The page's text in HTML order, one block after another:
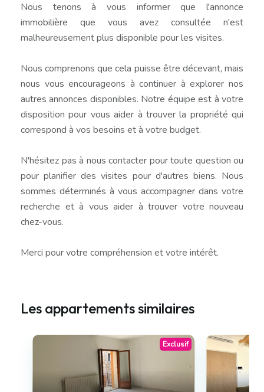
Nous tenons à vous informer que l'annonce
immobilière que vous avez consultée n'est
malheureusement plus disponible pour les visites.
Nous comprenons que cela puisse être décevant, mais
nous vous encourageons à continuer à explorer nos
autres annonces disponibles. Notre équipe est à votre
disposition pour vous aider à trouver la propriété qui
correspond à vos besoins et à votre budget.
N'hésitez pas à nous contacter pour toute question ou
pour planifier des visites pour d'autres biens. Nous
sommes déterminés à vous accompagner dans votre
recherche et à vous aider à trouver votre nouveau
chez-vous.
Merci pour votre compréhension et votre intérêt.
Les appartements similaires
Exclusif